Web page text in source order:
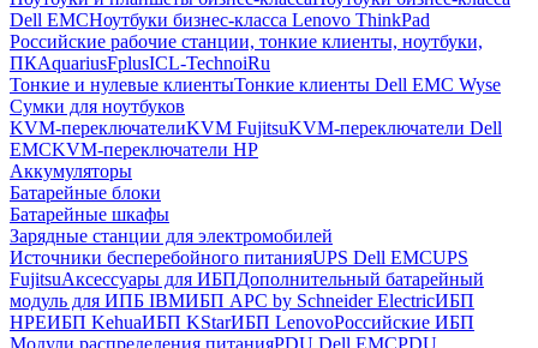
Dell EMCНоутбуки бизнес-класса Lenovo ThinkPad
Российские рабочие станции, тонкие клиенты, ноутбуки,
ПКAquariusFplusICL-TechnoiRu
Тонкие и нулевые клиентыТонкие клиенты Dell EMC Wyse
Сумки для ноутбуков
KVM-переключателиKVM FujitsuKVM-переключатели Dell
EMCKVM-переключатели HP
Аккумуляторы
Батарейные блоки
Батарейные шкафы
Зарядные станции для электромобилей
Источники бесперебойного питанияUPS Dell EMCUPS
FujitsuАксессуары для ИБПДополнительный батарейный
модуль для ИПБ IBMИБП APC by Schneider ElectricИБП
HPEИБП KehuaИБП KStarИБП LenovoРоссийские ИБП
Модули распределения питанияPDU Dell EMCPDU